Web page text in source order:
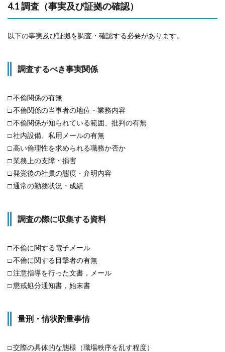
4.1 調査（事実及び証拠の確認）
以下の事実及び証拠を調査・確認する必要があります。
調査するべき事実関係
□ 不倫関係の有無
□ 不倫関係の当事者の地位・業務内容
□ 不倫関係が知られている範囲、批判の有無
□ 社内設備、私用メールの有無
□ 高い倫理性を求められる職務か否か
□ 業務上の支障・損害
□ 発覚後の社員の態度・弁明内容
□ 通常の勤務状況・成績
調査の際に収集する資料
□ 不倫に関する電子メール
□ 不倫に関する目撃者の有無
□ 注意指導を行った文書，メール
□ 懲戒処分通知書，始末書
量刑・情状酌量事情
□ 交際の具体的な態様（職場秩序を乱す程度）